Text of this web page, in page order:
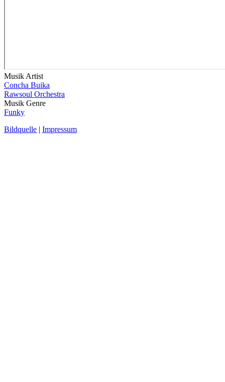
Musik Artist
Concha Buika
Rawsoul Orchestra
Musik Genre
Funky
Bildquelle | Impressum